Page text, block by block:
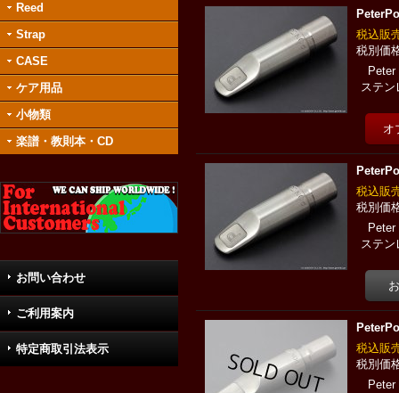
Reed
Strap
CASE
ケア用品
小物類
楽譜・教則本・CD
お問い合わせ
ご利用案内
特定商取引法表示
税込
Peter
ステ
税込
Peter
ステ
税込
Peter